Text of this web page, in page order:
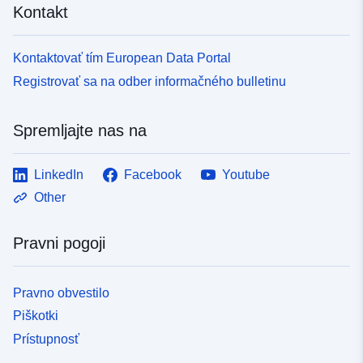
Kontakt
Kontaktovať tím European Data Portal
Registrovať sa na odber informačného bulletinu
Spremljajte nas na
LinkedIn Facebook
Youtube
Other
Pravni pogoji
Pravno obvestilo
Piškotki
Prístupnosť